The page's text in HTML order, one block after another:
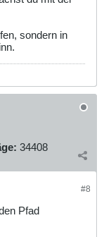
sondern in
34408
#8
Pfad